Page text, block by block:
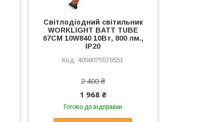
Світлодіодний світильник
WORKLIGHT BATT TUBE
67CM 10W840 10Вт, 800 лм.,
IP20
4058075576551
2 400 ₴
1 968 ₴
Готово до відправки